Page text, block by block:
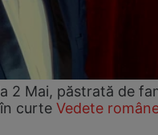
2 Mai, păstrată de
curte Vedete